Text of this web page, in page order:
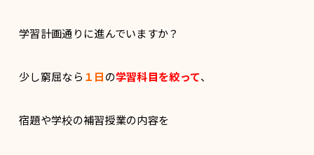
学習計画通りに進んでいますか？
少し窮屈なら １日の学習科目を絞って、
宿題や学校の補習授業の内容を